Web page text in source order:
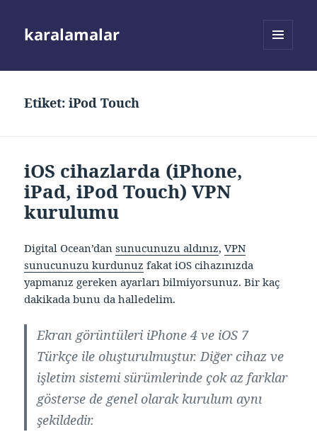
karalamalar
Etiket:iPod Touch
iOS cihazlarda (iPhone,
iPad, iPod Touch) VPN
kurulumu
Digital Ocean’dansunucunuzu aldınız,VPN
sunucunuzu kurdunuz fakat iOS cihazınızda
yapmanız gereken ayarları bilmiyorsunuz. Bir kaç
dakikada bunu da halledelim.
Ekran görüntüleri iPhone 4 ve iOS 7
Türkçe ile oluşturulmuştur. Diğer cihaz ve
işletim sistemi sürümlerinde çok az farklar
gösterse de genel olarak kurulum aynı
şekildedir.